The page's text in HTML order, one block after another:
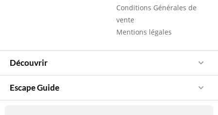
Conditions Générales de
vente
Mentions légales
Découvrir
Escape Guide